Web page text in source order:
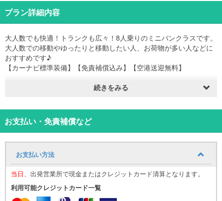
プラン詳細内容
大人数でも快適！トランクも広々！8人乗りのミニバンクラスです。
大人数での移動やゆったりと移動したい人、お荷物が多い人などに
おすすめです♪
【カーナビ標準装備】【免責補償込み】【空港送迎無料】
※ノンオペレーションチャージ免除オプションをご希望の場合はオプ
【下地島空港をご利用のお客様へ】
ミニバンは下地島空港店では取り扱いしておりません。
【宮古空港】
出発前日に、送迎車直通の電話番号をSMSにてお送りいたします。
ご到着後は、お荷物を受け取り次第、そちらの番号へお電話くださ
いますようお願いいたします。
続きをみる
お支払い・免責補償など
お支払い方法
当日、出発営業所で現金またはクレジットカード清算となります。
利用可能クレジットカード一覧